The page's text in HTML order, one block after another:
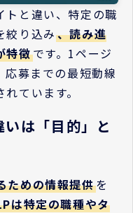
トと違い、特定の職
絞り込み 、読み進
特徴です。1ページ
募までの最短動線
ています。
は「目的」と
ための情報提供を
は特定の職種やタ